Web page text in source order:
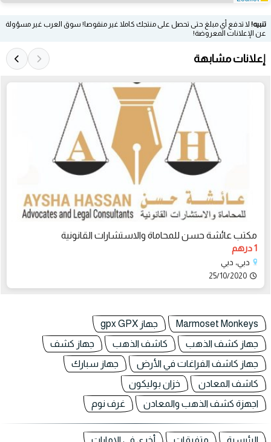
تنبيه! لا تدفع أي مبلغ حتى تحصل على منتجك كاملا غير منقوصا! سوق العرب غير مسؤولة
عن الإعلانات المعروضة!
إعلانات مشابهة
مكتب عائشة حسن للمحاماة والاستشارات القانونية
1 درهم
دبي، دبي
25/10/2020
Marmoset Monkeys
جهاز gpx GPX
جهاز كشف الذهب
كاشف الذهب
جهاز كشف
جهاز كاشف الفراغات في الأرض
جهاز سبارك
كاشف المعادن
خزان بوليكون
اجهزة كشف الذهب والمعادن
غرف نوم